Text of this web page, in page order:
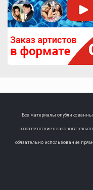
Все материалы
соответствие с
обязательно использование